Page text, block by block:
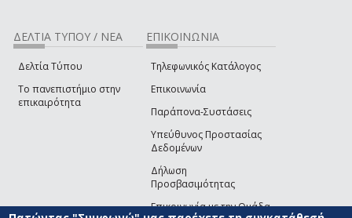
ΔΕΛΤΙΑ ΤΥΠΟΥ / ΝΕΑ
Δελτία Τύπου
Το πανεπιστήμιο στην
επικαιρότητα
ΕΠΙΚΟΙΝΩΝΙΑ
Τηλεφωνικός Κατάλογος
Επικοινωνία
Παράπονα-Συστάσεις
Υπεύθυνος Προστασίας
Δεδομένων
Δήλωση
Προσβασιμότητας
Επικοινωνία με την Ομάδα